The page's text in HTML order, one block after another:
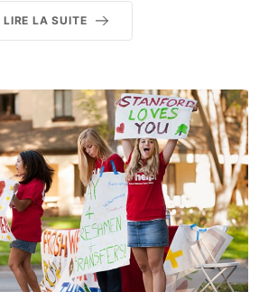
LIRE LA SUITE